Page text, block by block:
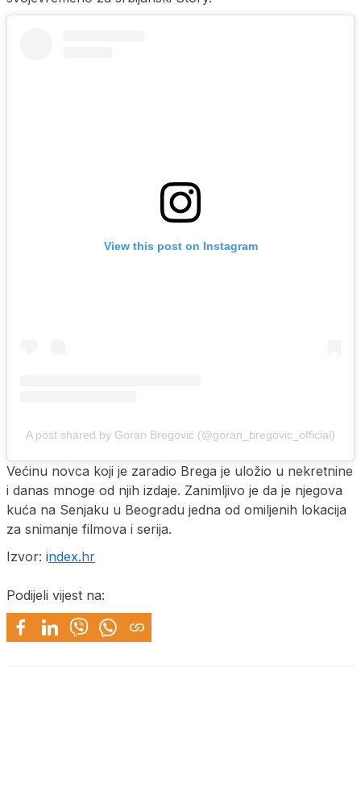
View this post on Instagram
A post shared by Goran Bregović (@goran_bregovic_official)
Većinu novca koji je zaradio Brega je uložio u nekretnine
i danas mnoge od njih izdaje. Zanimljivo je da je njegova
kuća na Senjaku u Beogradu jedna od omiljenih lokacija
za snimanje filmova i serija.
Izvor: index.hr
Podijeli vijest na: